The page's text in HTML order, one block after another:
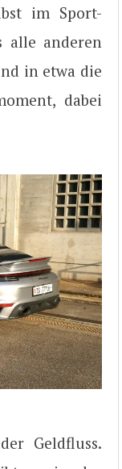
im Sport-
alle anderen
in etwa die
dabei
Geldfluss.